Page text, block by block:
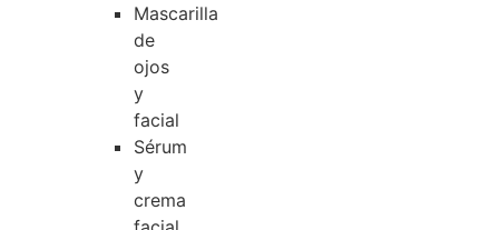
Mascarilla
de
ojos
y
facial
Sérum
y
crema